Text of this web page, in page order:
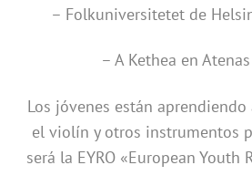
– Folkuniversitetet de
– A Kethea en
Los jóvenes están
el violín y otros instrumentos
será la EYRO «European Youth